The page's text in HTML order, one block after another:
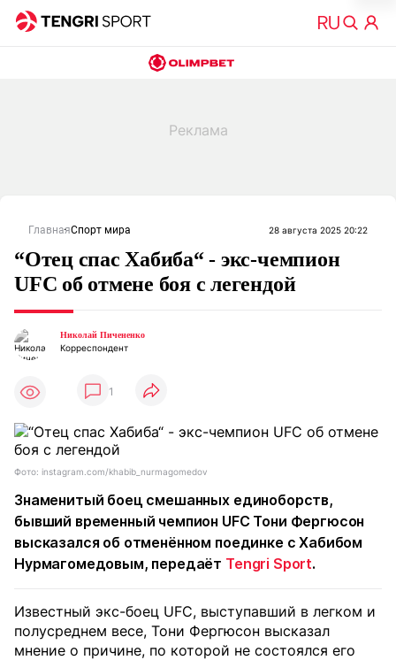
ГлавнаяСпорт мира 28 августа 2025 20:22
“Отец спас Хабиба“ - экс-чемпион
UFC об отмене боя с легендой
Николай Пичененко
Корреспондент
1
Фото: instagram.com/khabib_nurmagomedov
Знаменитый боец смешанных единоборств,
бывший временный чемпион UFC Тони Фергюсон
высказался об отменённом поединке с Хабибом
Нурмагомедовым, передаёт Tengri Sport.
Известный экс-боец UFC, выступавший в легком и
полусреднем весе, Тони Фергюсон высказал
мнение о причине, по которой не состоялся его